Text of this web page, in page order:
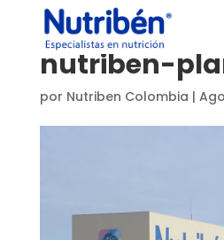
nutriben-
por Nutriben Colombia |